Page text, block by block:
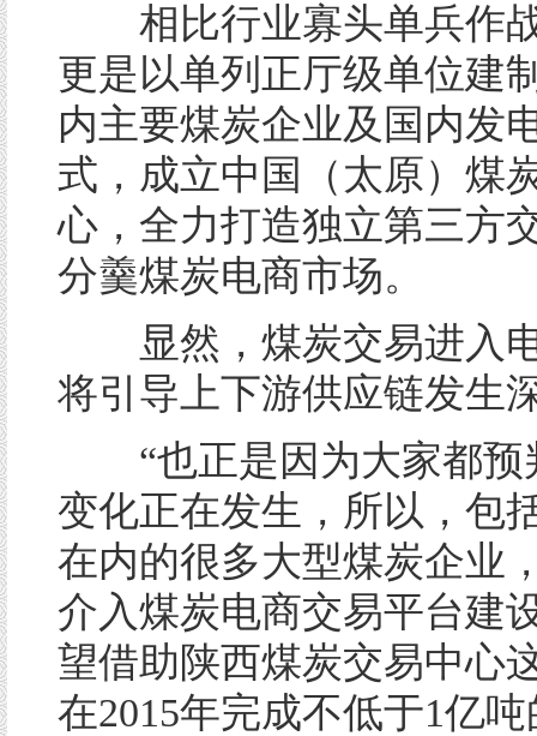
相比行业寡头单兵作
更是以单列正厅级单位建
内主要煤炭企业及国内发
式，成立中国（太原）煤
心，全力打造独立第三方
分羹煤炭电商市场。
显然，煤炭交易进入
将引导上下游供应链发生
“也正是因为大家都预
变化正在发生，所以，包
在内的很多大型煤炭企业
介入煤炭电商交易平台建
望借助陕西煤炭交易中心
在2015年完成不低于1亿